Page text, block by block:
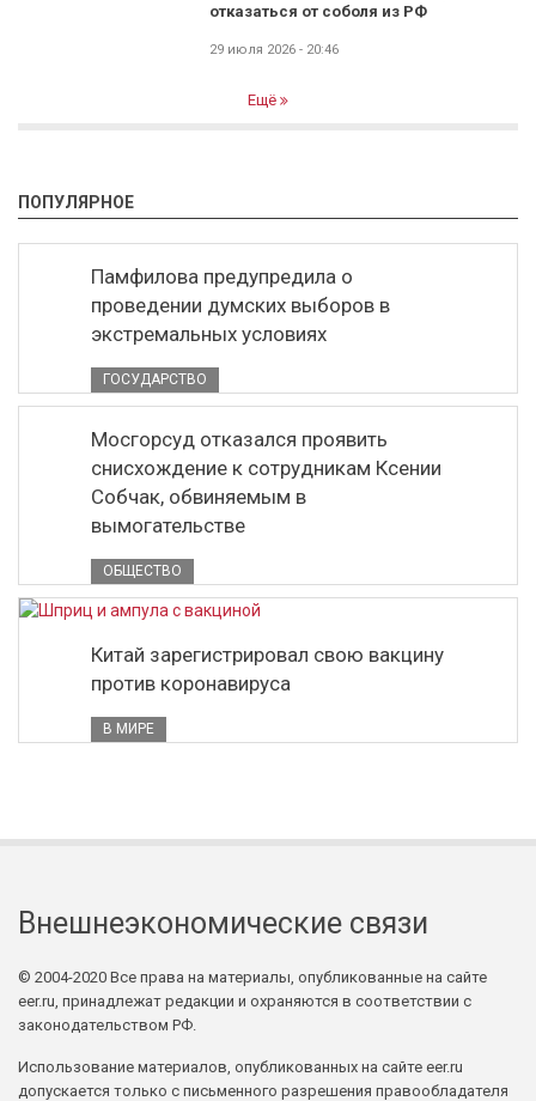
отказаться от соболя из РФ
29 июля 2026 - 20:46
Ещё
ПОПУЛЯРНОЕ
Памфилова предупредила о
проведении думских выборов в
экстремальных условиях
ГОСУДАРСТВО
Мосгорсуд отказался проявить
снисхождение к сотрудникам Ксении
Собчак, обвиняемым в
вымогательстве
ОБЩЕСТВО
Китай зарегистрировал свою вакцину
против коронавируса
В МИРЕ
Внешнеэкономические связи
© 2004-2020 Все права на материалы, опубликованные на сайте
eer.ru, принадлежат редакции и охраняются в соответствии с
законодательством РФ.
Использование материалов, опубликованных на сайте eer.ru
допускается только с письменного разрешения правообладателя